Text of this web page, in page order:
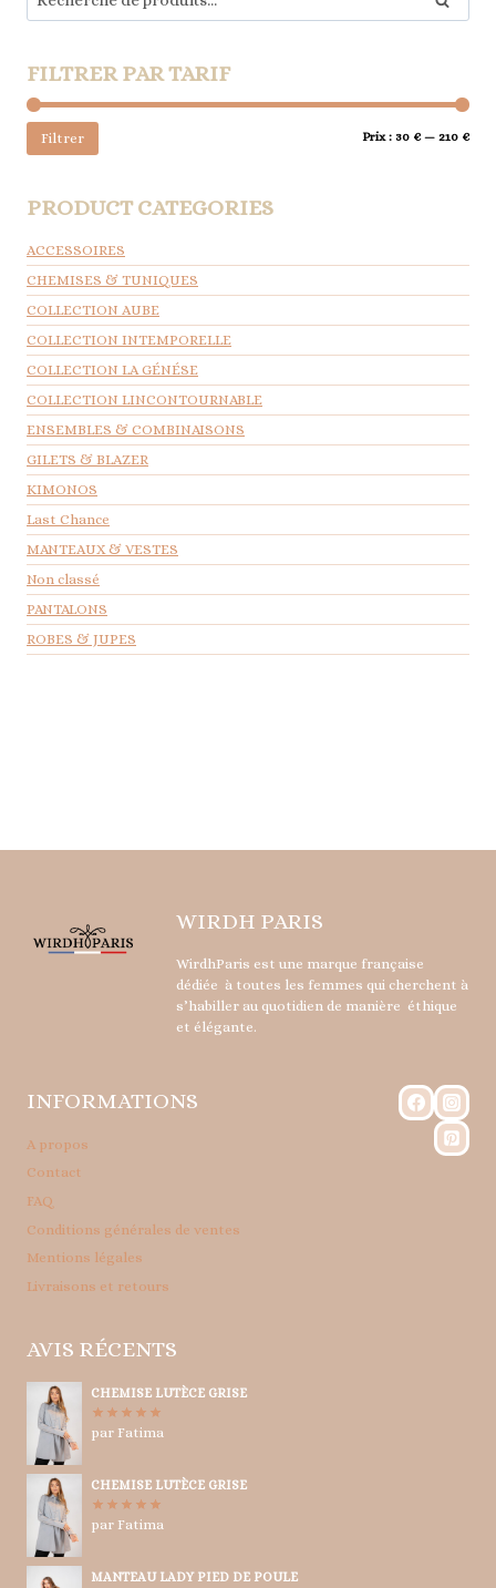
sur
du
produit
pour :
FILTRER PAR TARIF
Prix
Prix
Filtrer Prix : 30 €— 210 €
PRODUCT CATEGORIES
ACCESSOIRES
CHEMISES & TUNIQUES
COLLECTION AUBE
COLLECTION INTEMPORELLE
COLLECTION LA GÉNÉSE
COLLECTION LINCONTOURNABLE
ENSEMBLES & COMBINAISONS
GILETS & BLAZER
KIMONOS
Last Chance
MANTEAUX & VESTES
Non classé
PANTALONS
ROBES & JUPES
WIRDH PARIS
WirdhParis est une marque française
dédiée à toutes les femmes qui cherchent à
s’habiller au quotidien de manière éthique
et élégante.
INFORMATIONS
A propos
Contact
FAQ
Conditions générales de ventes
Mentions légales
Livraisons et retours
AVIS RÉCENTS
CHEMISE LUTÈCE GRISE
Note5sur
par Fatima
CHEMISE LUTÈCE GRISE
Note5sur
par Fatima
MANTEAU LADY PIED DE POULE